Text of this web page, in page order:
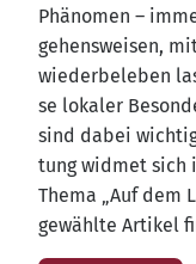
Phä­no­men –
ge­hens­wei­sen,
wie­der­be­le­ben
se loka­ler
sind dabei
tung wid­met sich
The­ma „Auf dem
ge­wähl­te Arti­kel